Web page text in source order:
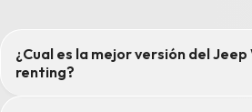
¿Cual es la mejor versión del
renting?